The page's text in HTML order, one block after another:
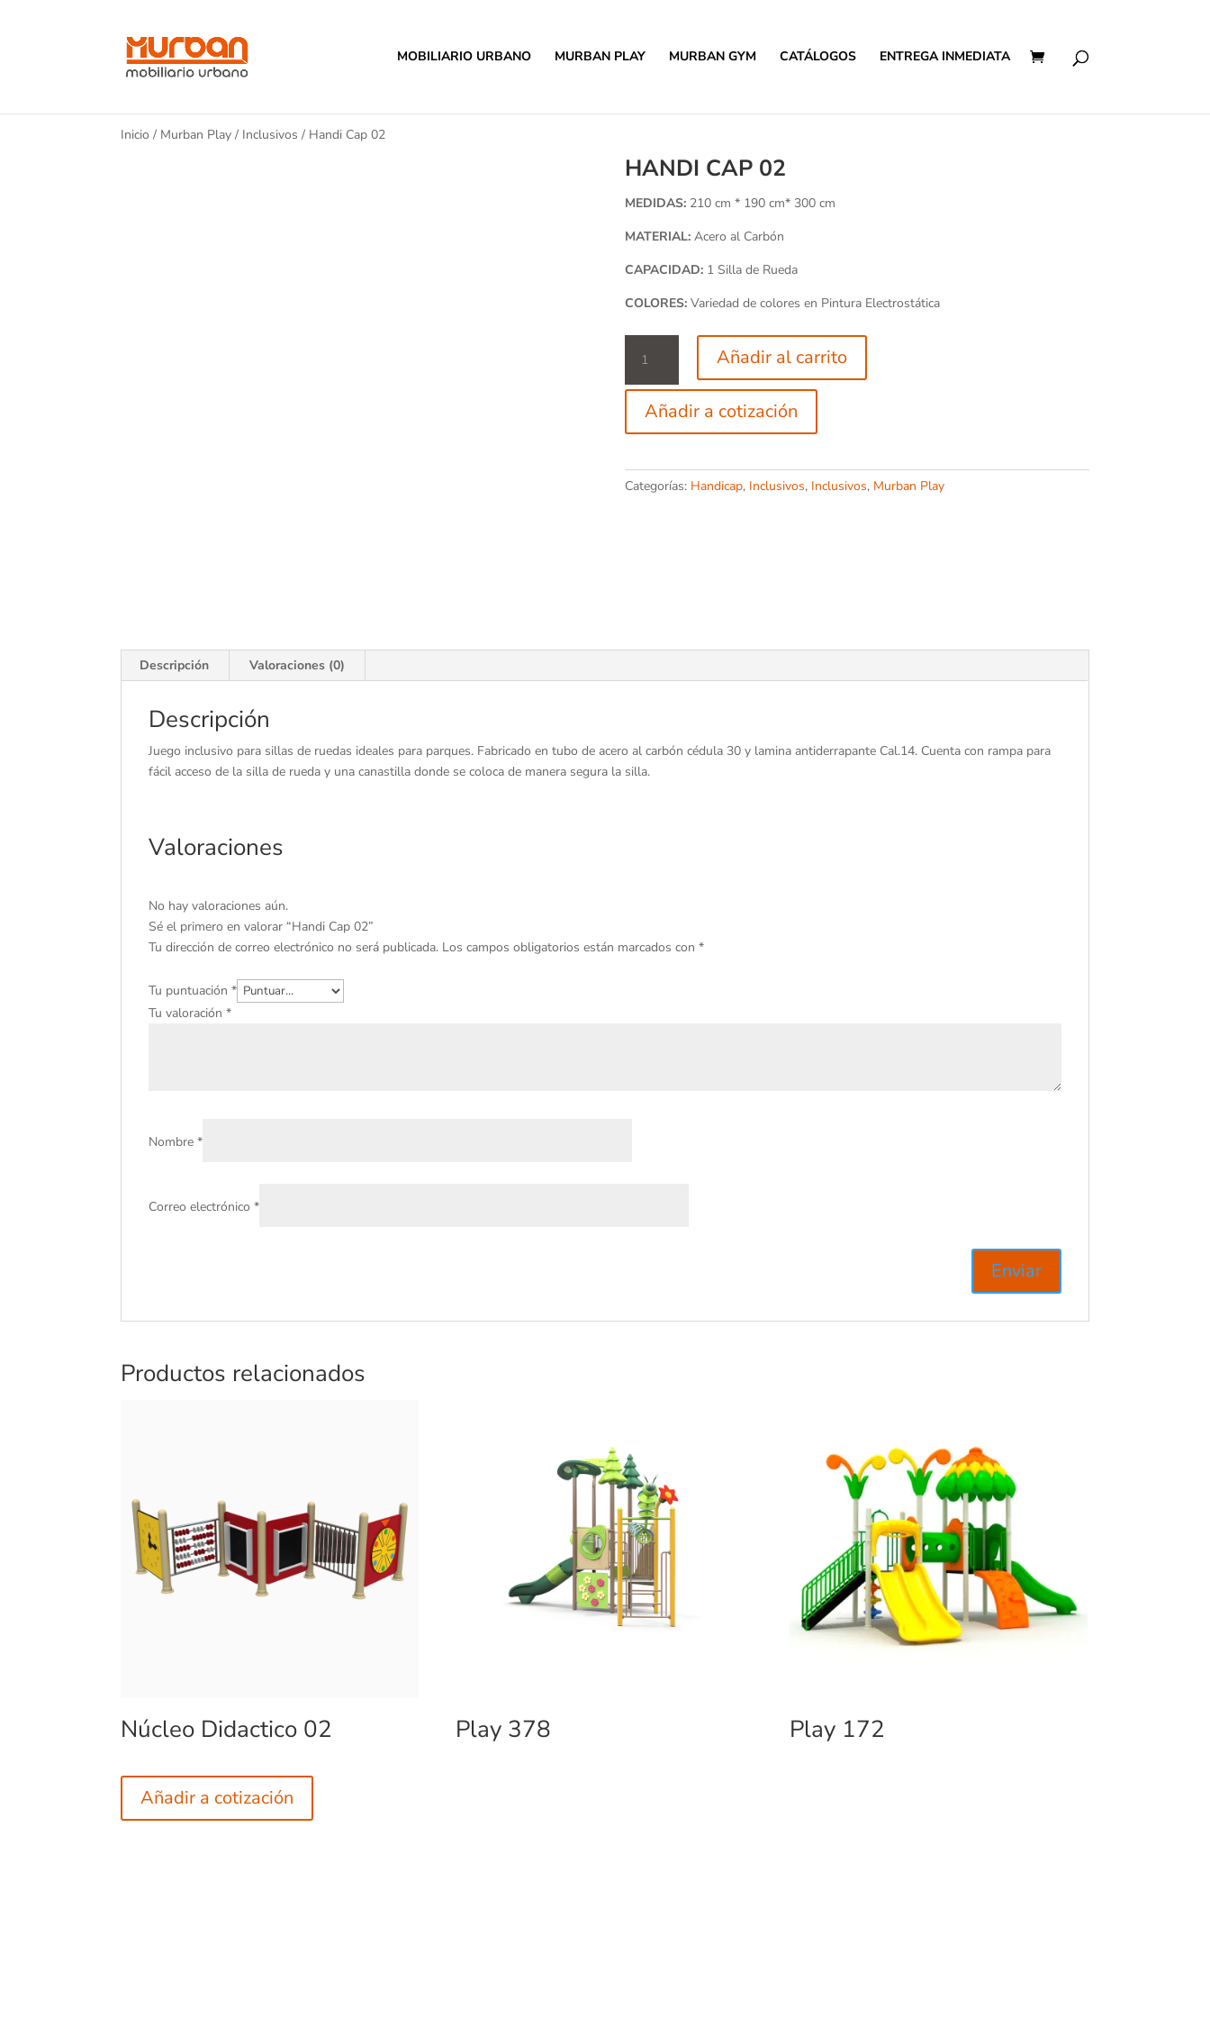
MOBILIARIO URBANO MURBAN PLAY MURBAN GYM CATÁLOGOS ENTREGA INMEDIATA
Inicio / Murban Play / Inclusivos / Handi Cap 02
HANDI CAP 02
MEDIDAS: 210 cm * 190 cm* 300 cm
MATERIAL: Acero al Carbón
CAPACIDAD: 1 Silla de Rueda
COLORES: Variedad de colores en Pintura Electrostática
Cap
02
cantidad
Añadir al carrito
Añadir a cotización
Categorías: Handicap, Inclusivos, Inclusivos, Murban Play
Descripción Valoraciones (0)
Descripción
Juego inclusivo para sillas de ruedas ideales para parques. Fabricado en tubo de acero al carbón cédula 30 y lamina antiderrapante Cal.14. Cuenta con rampa para
fácil acceso de la silla de rueda y una canastilla donde se coloca de manera segura la silla.
Valoraciones
No hay valoraciones aún.
Sé el primero en valorar “Handi Cap 02”
Tu dirección de correo electrónico no será publicada. Los campos obligatorios están marcados con*
Tu puntuación*
Tu valoración*
Nombre*
Correo electrónico*
Productos relacionados
Núcleo Didactico 02
Añadir a cotización
Play 378 Play 172